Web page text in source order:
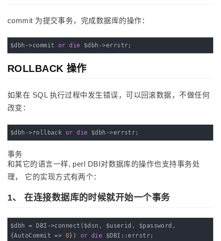
commit 为提交事务，完成数据库的操作：
$dbh->commit or die $dbh->errstr;
ROLLBACK 操作
如果在 SQL 执行过程中发生错误，可以回滚数据，不做任何
改变：
$dbh->rollback or die $dbh->errstr;
事务
和其它的语言一样, perl DBI对数据库的操作也支持事务处
理， 它的实现方式有两个：
1、 在连接数据库的时候就开始一个事务
$dbh = DBI->connect($dsn, $userid, $password,
{AutoCommit => 0}) or die $DBI::errstr;